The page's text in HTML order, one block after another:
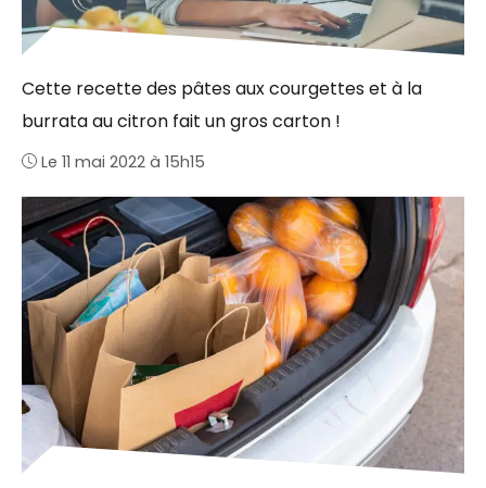
Cette recette des pâtes aux courgettes et à la
burrata au citron fait un gros carton !
Le 11 mai 2022 à 15h15